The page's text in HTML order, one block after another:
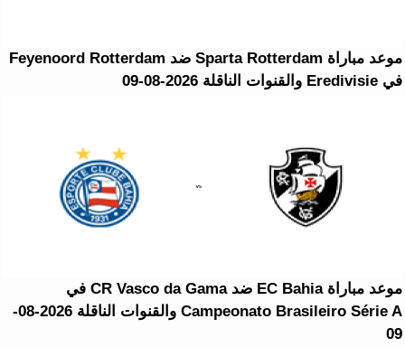
موعد مباراة Sparta Rotterdam ضد Feyenoord Rotterdam
في Eredivisie والقنوات الناقلة 2026-08-09
موعد مباراة EC Bahia ضد CR Vasco da Gama في
Campeonato Brasileiro Série A والقنوات الناقلة 2026-08-
09